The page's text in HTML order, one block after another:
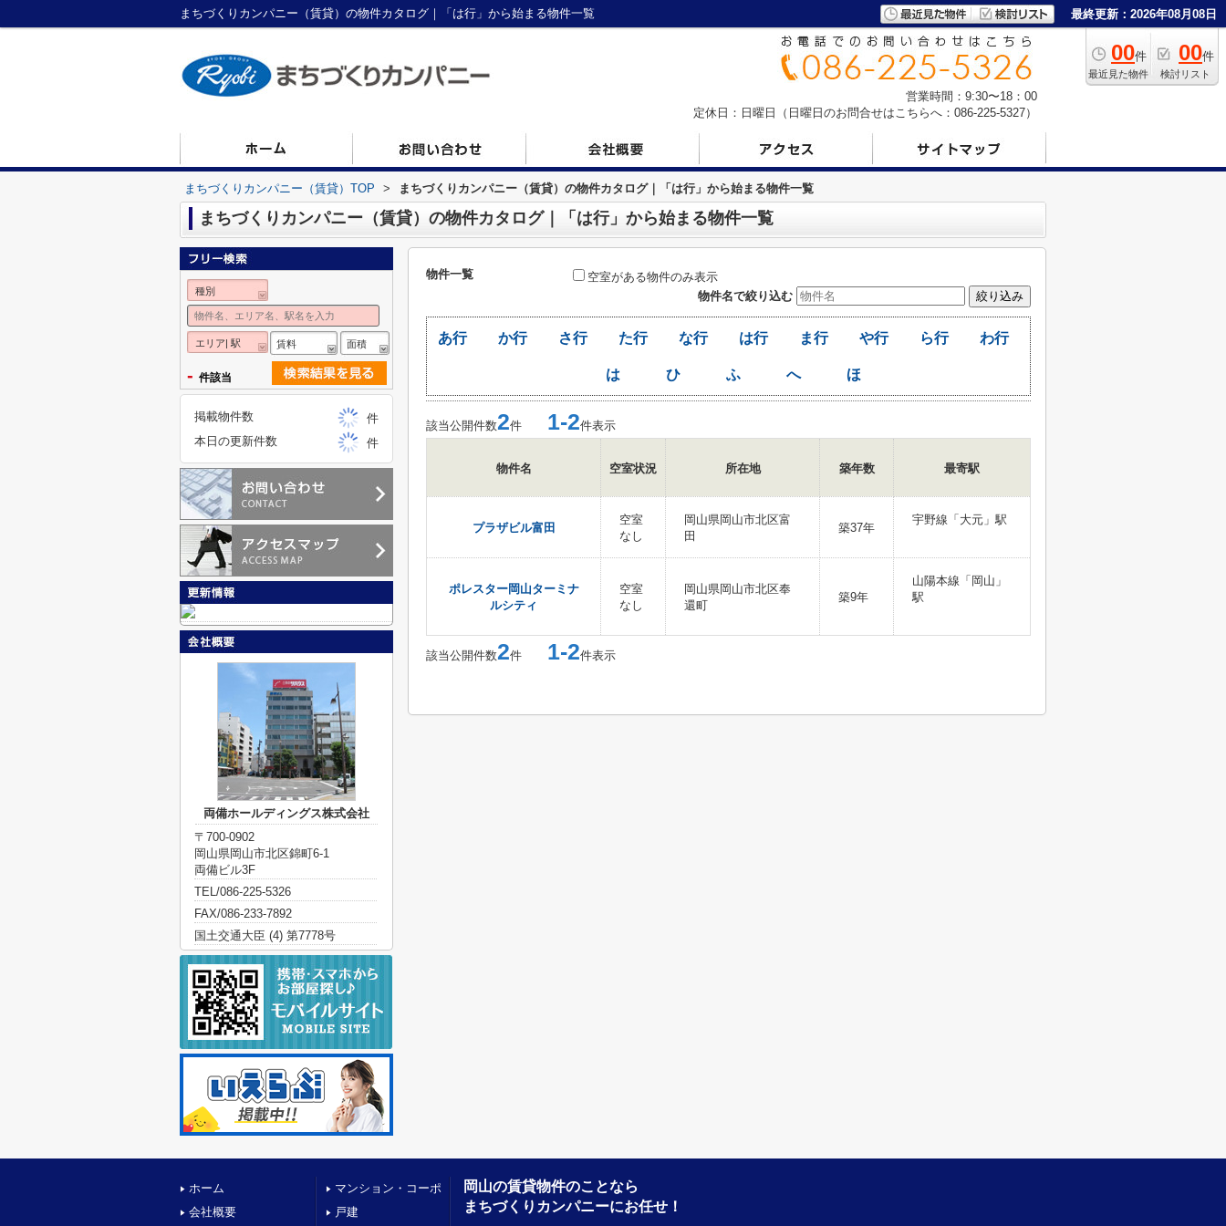
まちづくりカンパニー（賃貸）の物件カタログ｜「は行」から始まる物件一覧 最終更新：2026年08月08日
00件
最近見た物件
00件
検討リスト
営業時間：9:30〜18：00
定休日：日曜日（日曜日のお問合せはこちらへ：086-225-5327）
まちづくりカンパニー（賃貸）TOP > まちづくりカンパニー（賃貸）の物件カタログ｜「は行」から始まる物件一覧
まちづくりカンパニー（賃貸）の物件カタログ｜「は行」から始まる物件一覧
物件一覧
空室がある物件のみ表示
物件名で絞り込む
あ行 か行 さ行 た行 な行 は行 ま行 や行 ら行 わ行
は ひ ふ へ ほ
該当公開件数2件 1-2件表示
物件名 空室状況 所在地 築年数 最寄駅
プラザビル富田
空室
なし
岡山県岡山市北区富
田
築37年
宇野線「大元」駅
ポレスター岡山ターミナ
ルシティ
空室
なし
岡山県岡山市北区奉
還町
築9年
山陽本線「岡山」
駅
該当公開件数2件 1-2件表示
種別
エリア| 駅 賃料 面積
- 件該当
掲載物件数
件
本日の更新件数
件
両備ホールディングス株式会社
〒700-0902
岡山県岡山市北区錦町6-1
両備ビル3F
TEL/086-225-5326
FAX/086-233-7892
国土交通大臣 (4) 第7778号
ホーム
会社概要
マンション・コーポ
戸建
岡山の賃貸物件のことなら
まちづくりカンパニーにお任せ！